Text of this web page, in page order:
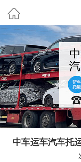
中车运车汽车托